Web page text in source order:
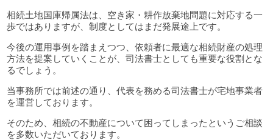
相続土地国庫帰属法は、空き家・耕作放棄地問題に対応する一
歩ではありますが、制度としてはまだ発展途上です。
今後の運用事例を踏まえつつ、依頼者に最適な相続財産の処理
方法を提案していくことが、司法書士としても重要な役割とな
るでしょう。
当事務所では前述の通り、代表を務める司法書士が宅地事業者
を運営しております。
そのため、相続の不動産について困ってしまったというご相談
を多数いただいております。